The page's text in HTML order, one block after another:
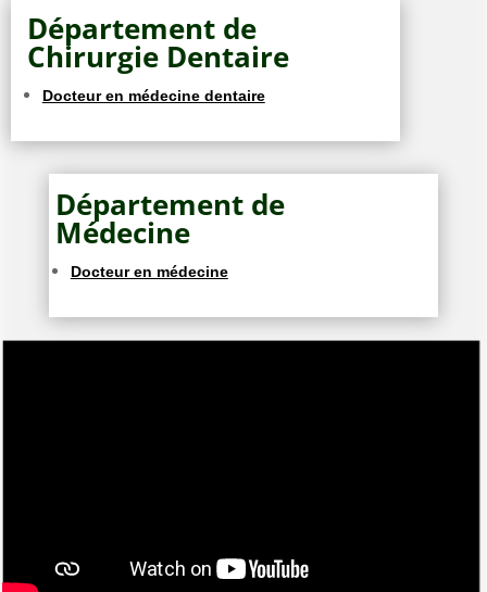
Département de
Chirurgie Dentaire
Docteur en médecine dentaire
Département de
Médecine
Docteur en médecine